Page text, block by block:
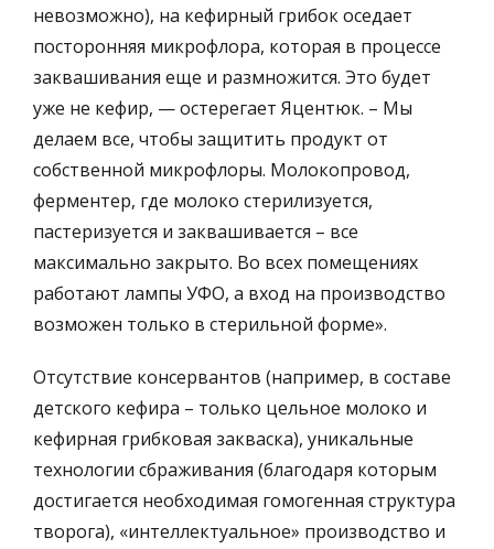
невозможно), на кефирный грибок оседает
посторонняя микрофлора, которая в процессе
заквашивания еще и размножится. Это будет
уже не кефир, — остерегает Яцентюк. – Мы
делаем все, чтобы защитить продукт от
собственной микрофлоры. Молокопровод,
ферментер, где молоко стерилизуется,
пастеризуется и заквашивается – все
максимально закрыто. Во всех помещениях
работают лампы УФО, а вход на производство
возможен только в стерильной форме».
Отсутствие консервантов (например, в составе
детского кефира – только цельное молоко и
кефирная грибковая закваска), уникальные
технологии сбраживания (благодаря которым
достигается необходимая гомогенная структура
творога), «интеллектуальное» производство и